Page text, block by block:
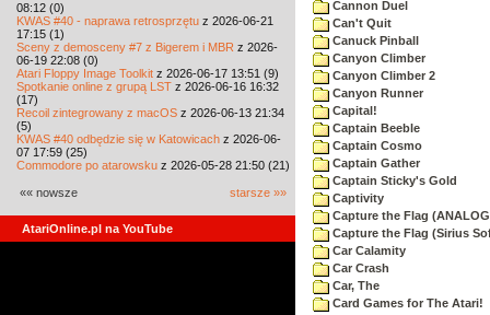
08:12 (0)
KWAS #40 - naprawa retrosprzętu z 2026-06-21
17:15 (1)
Sceny z demosceny #7 z Bigerem i MBR z 2026-
06-19 22:08 (0)
Atari Floppy Image Toolkit z 2026-06-17 13:51 (9)
Spotkanie online z grupą LST z 2026-06-16 16:32
(17)
Recoil zintegrowany z macOS z 2026-06-13 21:34
(5)
KWAS #40 odbędzie się w Katowicach z 2026-06-
07 17:59 (25)
Commodore po atarowsku z 2026-05-28 21:50 (21)
«« nowsze starsze »»
AtariOnline.pl na YouTube
Cannon Duel
Can't Quit
Canuck Pinball
Canyon Climber
Canyon Climber 2
Canyon Runner
Capital!
Captain Beeble
Captain Cosmo
Captain Gather
Captain Sticky's Gold
Captivity
Capture the Flag
Capture the Flag (Sirius
Car Calamity
Car Crash
Car, The
Card Games for The Atari!